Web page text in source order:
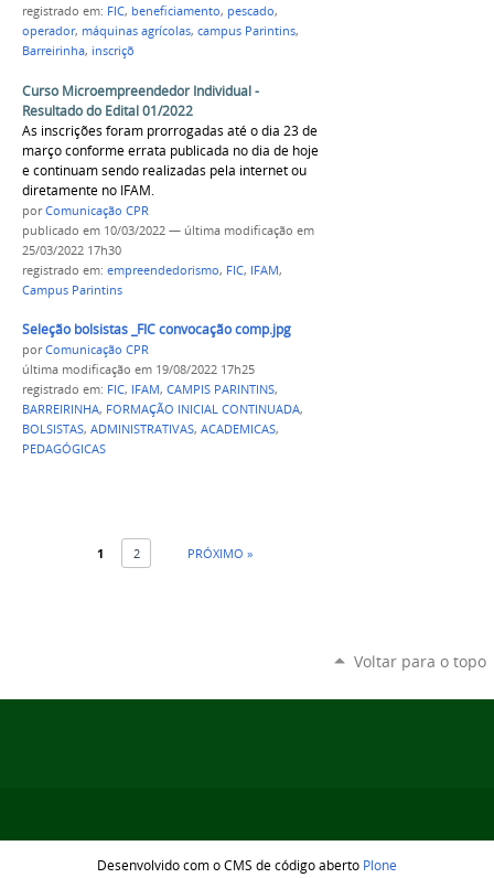
registrado em: FIC, beneficiamento, pescado,
operador, máquinas agrícolas, campus Parintins,
Barreirinha, inscriçõ
Curso Microempreendedor Individual -
Resultado do Edital 01/2022
As inscrições foram prorrogadas até o dia 23 de
março conforme errata publicada no dia de hoje
e continuam sendo realizadas pela internet ou
diretamente no IFAM.
porComunicação CPR
publicado em 10/03/2022 — última modificação em
25/03/2022 17h30
registrado em: empreendedorismo, FIC, IFAM,
Campus Parintins
Seleção bolsistas _FIC convocação comp.jpg
porComunicação CPR
última modificação em 19/08/2022 17h25
registrado em: FIC, IFAM, CAMPIS PARINTINS,
BARREIRINHA, FORMAÇÃO INICIAL CONTINUADA,
BOLSISTAS, ADMINISTRATIVAS, ACADEMICAS,
PEDAGÓGICAS
1 2 PRÓXIMO »
Voltar para o topo
Desenvolvido com o CMS de código aberto Plone